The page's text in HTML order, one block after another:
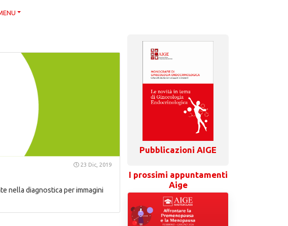
23 Dic, 2019
nella diagnostica per immagini
Pubblicazioni AIGE
I prossimi appuntamenti
Aige